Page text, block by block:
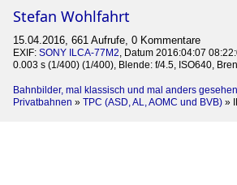
Stefan Wohlfahrt
15.04.2016, 661 Aufrufe, 0 Kommentare
EXIF: SONY ILCA-77M2, Datum 2016:04:07
0.003 s (1/400) (1/400), Blende: f/4.5, ISO640,
Bahnbilder, mal klassisch und mal anders
Privatbahnen » TPC (ASD, AL, AOMC und BVB) »